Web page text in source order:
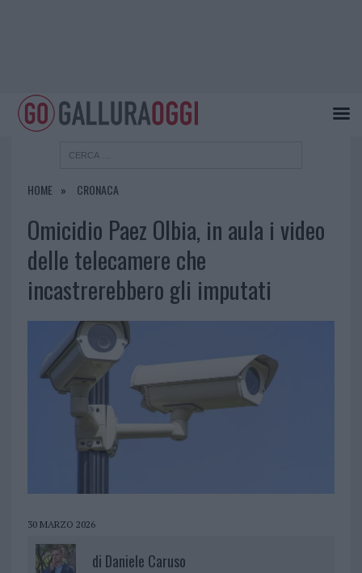
HOME CRONACA
Omicidio Paez Olbia, in aula i video
delle telecamere che
incastrerebbero gli imputati
30 MARZO 2026
di Daniele Caruso